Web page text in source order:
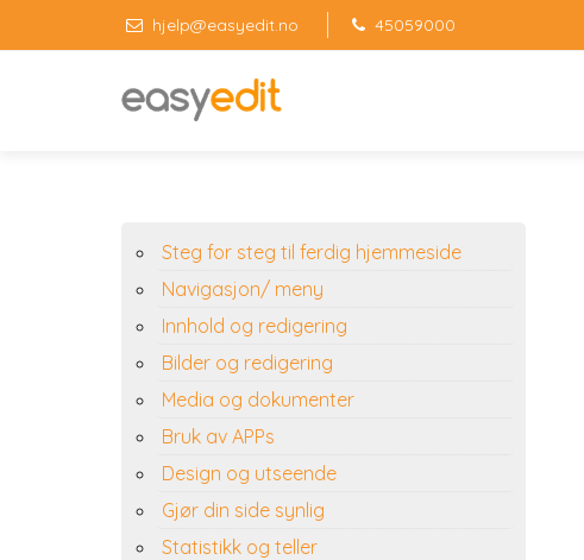
hjelp@easyedit.no 45059000
Steg for steg til ferdig hjemmeside
Navigasjon/ meny
Innhold og redigering
Bilder og redigering
Media og dokumenter
Bruk av APPs
Design og utseende
Gjør din side synlig
Statistikk og teller